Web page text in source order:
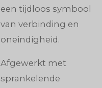
een tijdloos symbool
van verbinding en
oneindigheid.
Afgewerkt met
sprankelende